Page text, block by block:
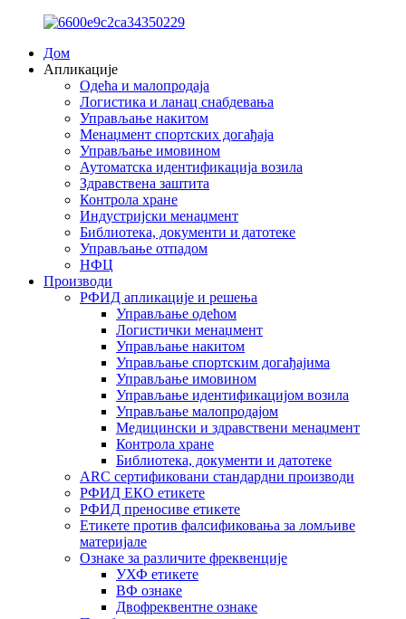
Дом
Апликације
Одећа и малопродаја
Логистика и ланац снабдевања
Управљање накитом
Менаџмент спортских догађаја
Управљање имовином
Аутоматска идентификација возила
Здравствена заштита
Контрола хране
Индустријски менаџмент
Библиотека, документи и датотеке
Управљање отпадом
НФЦ
Производи
РФИД апликације и решења
Управљање одећом
Логистички менаџмент
Управљање накитом
Управљање спортским догађајима
Управљање имовином
Управљање идентификацијом возила
Управљање малопродајом
Медицински и здравствени менаџмент
Контрола хране
Библиотека, документи и датотеке
ARC сертификовани стандардни производи
РФИД ЕКО етикете
РФИД преносиве етикете
Етикете против фалсификовања за ломљиве
материјале
Ознаке за различите фреквенције
УХФ етикете
ВФ ознаке
Двофреквентне ознаке